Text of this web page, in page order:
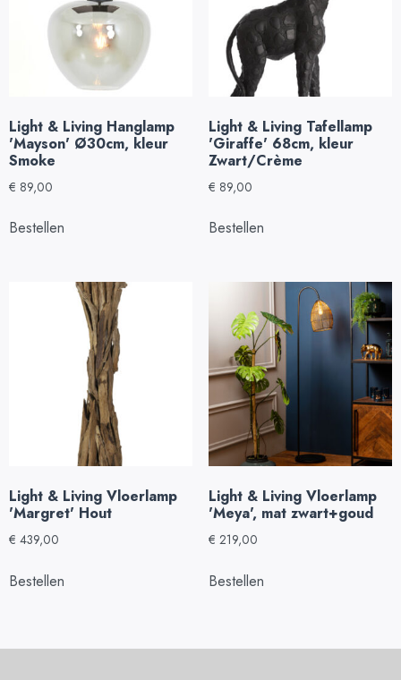
Light & Living Hanglamp
'Mayson' Ø30cm, kleur
Smoke
€ 89,00
Bestellen
Light & Living Tafellamp
'Giraffe' 68cm, kleur
Zwart/Crème
€ 89,00
Bestellen
Light & Living Vloerlamp
'Margret' Hout
€ 439,00
Bestellen
Light & Living Vloerlamp
'Meya', mat zwart+goud
€ 219,00
Bestellen